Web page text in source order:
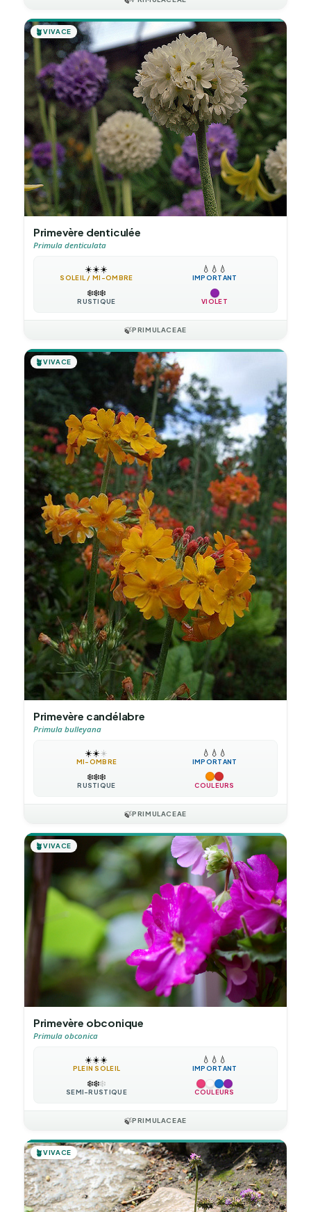
🪴VIVACE
Primevère denticulée
Primula denticulata
☀️☀️☀️
SOLEIL / MI-OMBRE
💧 💧 💧
IMPORTANT
❄️❄️❄️
RUSTIQUE VIOLET
🍃PRIMULACEAE
🪴VIVACE
Primevère candélabre
Primula bulleyana
☀️☀️☀️
MI-OMBRE
💧 💧 💧
IMPORTANT
❄️❄️❄️
RUSTIQUE COULEURS
🍃PRIMULACEAE
🪴VIVACE
Primevère obconique
Primula obconica
☀️☀️☀️
PLEIN SOLEIL
💧 💧 💧
IMPORTANT
❄️❄️❄️
SEMI-RUSTIQUE COULEURS
🍃PRIMULACEAE
🪴VIVACE